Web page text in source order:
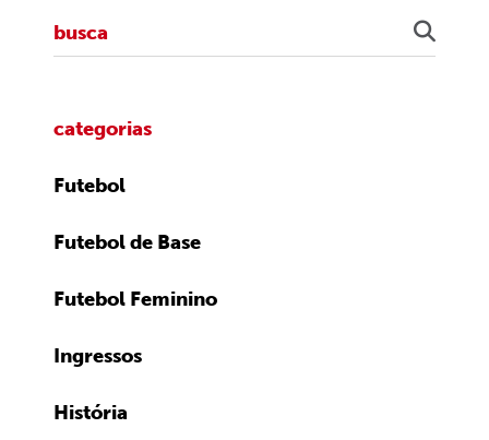
categorias
Futebol
Futebol de Base
Futebol Feminino
Ingressos
História